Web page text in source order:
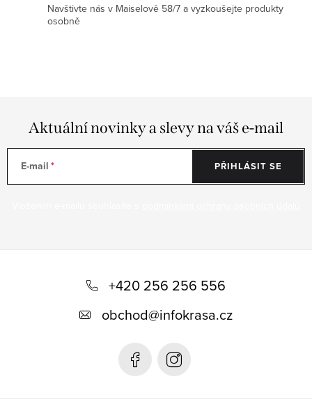
Navštivte nás v Maiselově 58/7 a vyzkoušejte produkty
osobně
Aktuální novinky a slevy na váš e-mail
E-mail PŘIHLÁSIT SE
+420 256 256 556
obchod@infokrasa.cz